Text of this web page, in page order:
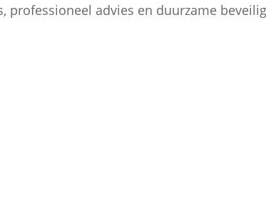
professioneel advies en duurzame